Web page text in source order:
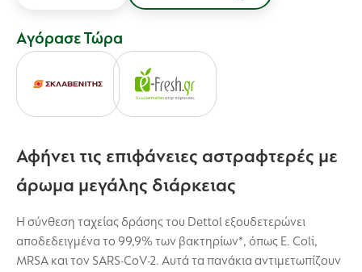
Αγόρασε Τώρα
Αφήνει τις επιφάνειες αστραφτερές με
άρωμα μεγάλης διάρκειας
Η σύνθεση ταχείας δράσης του Dettol εξουδετερώνει
αποδεδειγμένα το 99,9% των βακτηρίων*, όπως E. Coli,
MRSA και τον SARS-CoV-2. Αυτά τα πανάκια αντιμετωπίζουν